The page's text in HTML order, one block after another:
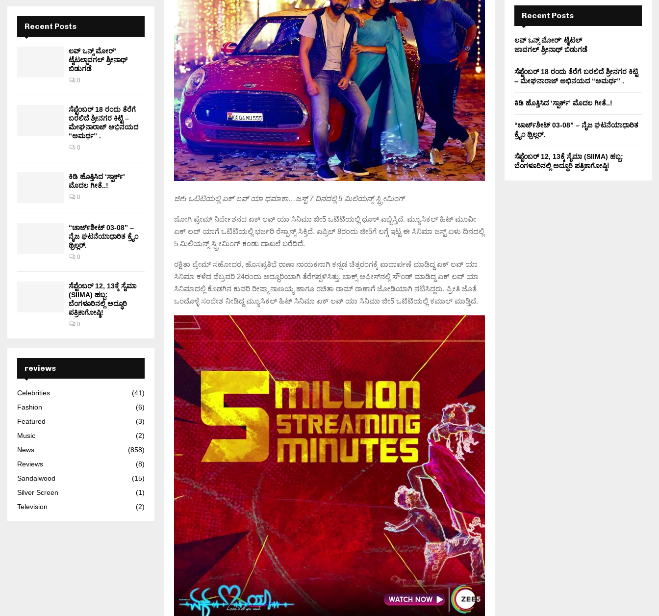
ಜೀ5 ಒಟಿಟಿಯಲ್ಲಿ ಏಕ್ ಲವ್ ಯಾ ಧಮಾಕಾ…ಜಸ್ಟ್ 7 ದಿನದಲ್ಲಿ 5 ಮಿಲಿಯನ್ಸ್ ಸ್ಟ್ರೀಮಿಂಗ್
ಜೋಗಿ ಪ್ರೇಮ್ ನಿರ್ದೇಶನದ ಏಕ್ ಲವ್ ಯಾ ಸಿನಿಮಾ ಜೀ5 ಒಟಿಟಿಯಲ್ಲಿ ಧೂಳ್ ಎಬ್ಬಿಸ್ತಿದೆ. ಮ್ಯೂಸಿಕಲ್ ಹಿಟ್ ಮೂವೀ
ಏಕ್ ಲವ್ ಯಾಗೆ ಒಟಿಟಿಯಲ್ಲಿ ಭರ್ಜರಿ ರೆಸ್ಪಾನ್ಸ್ ಸಿಕ್ತಿದೆ. ಏಪ್ರಿಲ್ 8ರಂದು ಜೀ5ಗೆ ಲಗ್ಗೆ ಇಟ್ಟ ಈ ಸಿನಿಮಾ ಜಸ್ಟ್ ಏಳು ದಿನದಲ್ಲಿ
5 ಮಿಲಿಯನ್ಸ್ ಸ್ಟ್ರೀಮಿಂಗ್ ಕಂಡು ದಾಖಲೆ ಬರೆದಿದೆ.
ರಕ್ಷಿತಾ ಪ್ರೇಮ್ ಸಹೋದರ, ಹೊಸಪ್ರತಿಭೆ ರಾಣಾ ನಾಯಕನಾಗಿ ಕನ್ನಡ ಚಿತ್ರರಂಗಕ್ಕೆ ಪಾದಾರ್ಪಣೆ ಮಾಡಿದ್ದ ಏಕ್ ಲವ್ ಯಾ
ಸಿನಿಮಾ‌‌ ಕಳೆದ ಫೆಬ್ರವರಿ 24ರಂದು ಅದ್ಧೂರಿಯಾಗಿ ತೆರೆಗಪ್ಪಳಿಸಿತ್ತು. ಬಾಕ್ಸ್ ಆಫೀಸ್‌ನಲ್ಲಿ ಸೌಂಡ್ ಮಾಡಿದ್ದ ಏಕ್ ಲವ್ ಯಾ
ಸಿನಿಮಾದಲ್ಲಿ ಕೊಡಗಿನ ಕುವರಿ ರೀಷ್ಮಾ ನಾಣಯ್ಯ ಹಾಗೂ ರಚಿತಾ ರಾಮ್ ರಾಣಾಗೆ ಜೋಡಿಯಾಗಿ ನಟಿಸಿದ್ದರು. ಪ್ರೀತಿ ಜೊತೆ
ಒಂದೊಳ್ಳೆ ಸಂದೇಶ ನೀಡಿದ್ದ ಮ್ಯೂಸಿಕಲ್ ಹಿಟ್ ಸಿನಿಮಾ ಏಕ್ ಲವ್ ಯಾ ಸಿನಿಮಾ ಜೀ5 ಒಟಿಟಿಯಲ್ಲಿ ಕಮಾಲ್ ಮಾಡ್ತಿದೆ.
Recent Posts
ಲವ್ ಒನ್ಸ್ ಮೋರ್’
ಟೈಟಲ್ಜಾವಗಲ್ ಶ್ರೀನಾಥ್
ಬಿಡುಗಡೆ
0
ಸೆಪ್ಟೆಂಬರ್ 18 ರಂದು ತೆರೆಗೆ
ಬರಲಿದೆ ಶ್ರೀನಗರ ಕಿಟ್ಟಿ –
ಮೇಘನಾರಾಜ್ ಅಭಿನಯದ
“ಅಮರ್ಥ” .
0
ಕಿಡಿ‌‌ ಹೊತ್ತಿಸಿದ ‘ಸ್ಪಾರ್ಕ್’
ಮೊದಲ‌ ಗೀತೆ..!
0
“ಚಾರ್ಜ್‌ಶೀಟ್ 03-08” –
ನೈಜ ಘಟನೆಯಾಧಾರಿತ ಕ್ರೈಂ
ಥ್ರಿಲ್ಲರ್.
0
ಸೆಪ್ಟೆಂಬರ್ 12, 13ಕ್ಕೆ ಸೈಮಾ
(SIIMA) ಹಬ್ಬ:
ಬೆಂಗಳೂರಿನಲ್ಲಿ ಅದ್ಧೂರಿ
ಪತ್ರಿಕಾಗೋಷ್ಠಿ!
0
reviews
Celebrities
(41)
Fashion
(6)
Featured
(3)
Music
(2)
News
(858)
Reviews
(8)
Sandalwood
(15)
Silver Screen
(1)
Television
(2)
Recent Posts
ಲವ್ ಒನ್ಸ್ ಮೋರ್’ ಟೈಟಲ್
ಜಾವಗಲ್ ಶ್ರೀನಾಥ್ ಬಿಡುಗಡೆ
ಸೆಪ್ಟೆಂಬರ್ 18 ರಂದು ತೆರೆಗೆ ಬರಲಿದೆ ಶ್ರೀನಗರ ಕಿಟ್ಟಿ
– ಮೇಘನಾರಾಜ್ ಅಭಿನಯದ “ಅಮರ್ಥ” .
ಕಿಡಿ‌‌ ಹೊತ್ತಿಸಿದ ‘ಸ್ಪಾರ್ಕ್’ ಮೊದಲ‌ ಗೀತೆ..!
“ಚಾರ್ಜ್‌ಶೀಟ್ 03-08” – ನೈಜ ಘಟನೆಯಾಧಾರಿತ
ಕ್ರೈಂ ಥ್ರಿಲ್ಲರ್.
ಸೆಪ್ಟೆಂಬರ್ 12, 13ಕ್ಕೆ ಸೈಮಾ (SIIMA) ಹಬ್ಬ:
ಬೆಂಗಳೂರಿನಲ್ಲಿ ಅದ್ಧೂರಿ ಪತ್ರಿಕಾಗೋಷ್ಠಿ!